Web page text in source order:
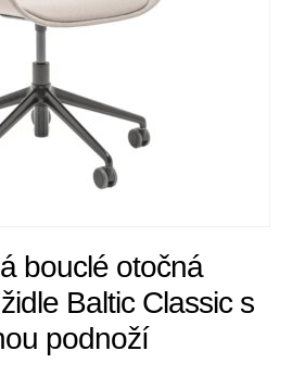
bouclé otočná
Baltic Classic s
podnoží